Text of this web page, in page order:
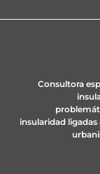
Consultora
insularidad ligadas